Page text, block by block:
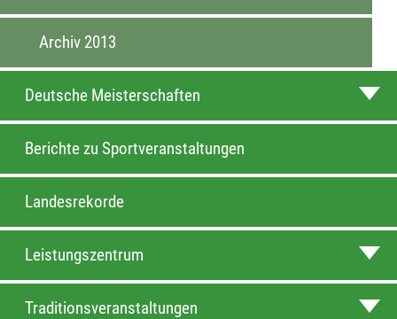
Archiv 2013
Deutsche Meisterschaften
Berichte zu Sportveranstaltungen
Landesrekorde
Leistungszentrum
Traditionsveranstaltungen